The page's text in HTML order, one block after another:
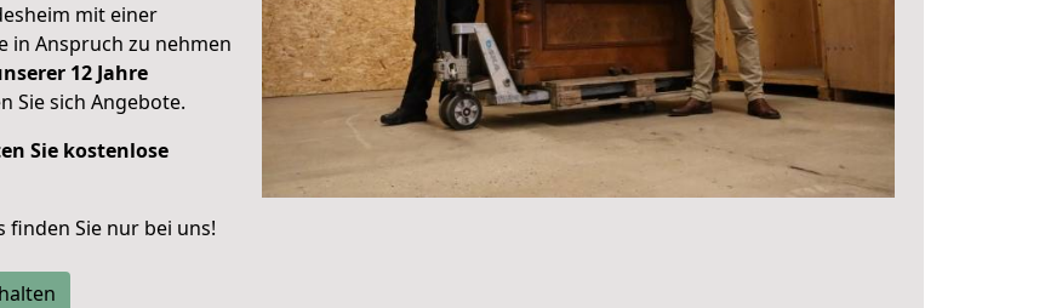
mit einer
in Anspruch zu nehmen
12 Jahre
Sie sich Angebote.
Sie kostenlose
finden Sie nur bei uns!